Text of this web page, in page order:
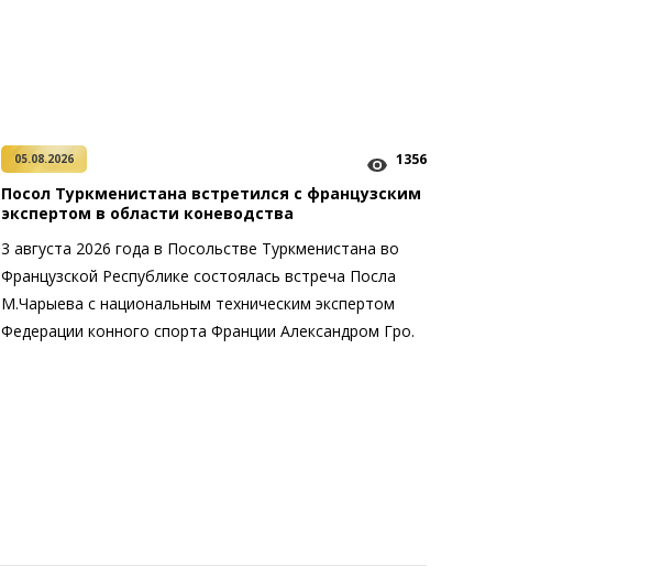
05.08.2026 1356
Посол Туркменистана встретился с французским
экспертом в области коневодства
3 августа 2026 года в Посольстве Туркменистана во
Французской Республике состоялась встреча Посла
М.Чарыева с национальным техническим экспертом
Федерации конного спорта Франции Александром Гро.